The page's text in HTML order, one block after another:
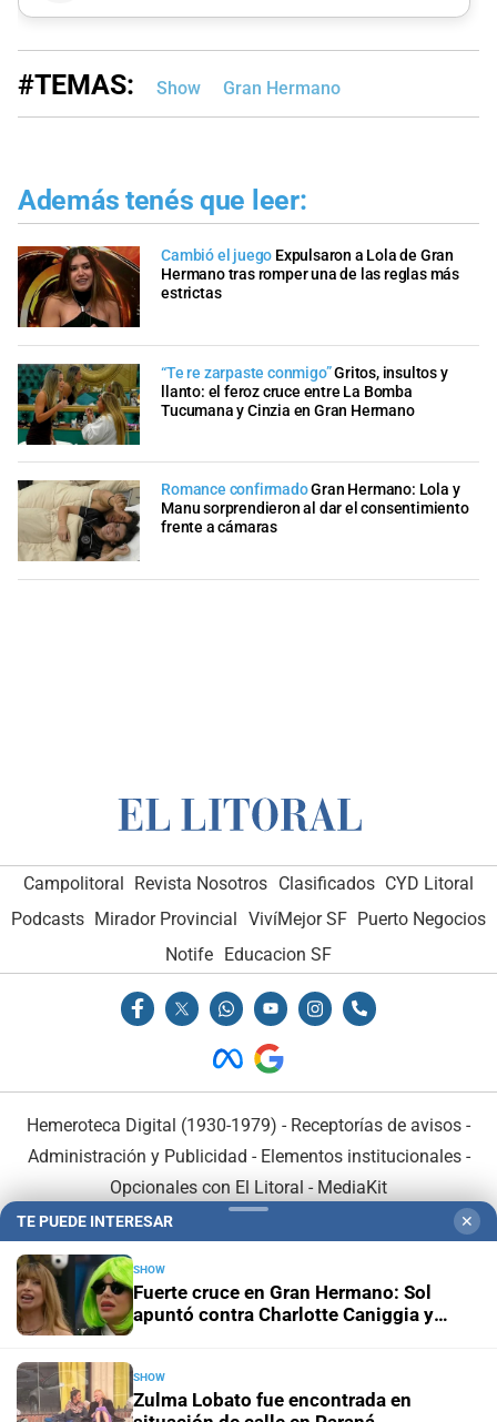
#TEMAS: Show Gran Hermano
Además tenés que leer:
Cambió el juego Expulsaron a Lola de Gran
Hermano tras romper una de las reglas más
estrictas
“Te re zarpaste conmigo”Gritos, insultos y
llanto: el feroz cruce entre La Bomba
Tucumana y Cinzia en Gran Hermano
Romance confirmadoGran Hermano: Lola y
Manu sorprendieron al dar el consentimiento
frente a cámaras
Campolitoral Revista Nosotros Clasificados CYD Litoral
Podcasts Mirador Provincial VivíMejor SF Puerto Negocios
Notife
Educacion SF
Hemeroteca Digital (1930-1979) - Receptorías de avisos -
Administración y Publicidad - Elementos institucionales-
Opcionales con El Litoral - MediaKit
En Asociación con:
TE PUEDE INTERESAR ✕
SHOW
Fuerte cruce en Gran Hermano: Sol
apuntó contra Charlotte Caniggia y
SHOW
Zulma Lobato fue encontrada en